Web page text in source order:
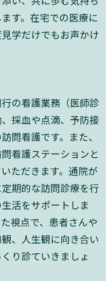
す。在宅での医療に
学だけでもお声かけ
の看護業務（医師診
採血や点滴、予防接
問看護です。また、
看護ステーションと
ただきます。通院が
期的な訪問診療を行
活をサポートしま
視点で、患者さんや
、人生観に向き合い
り診ていきましょ